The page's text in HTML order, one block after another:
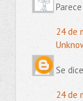
24 de
Se
24 de